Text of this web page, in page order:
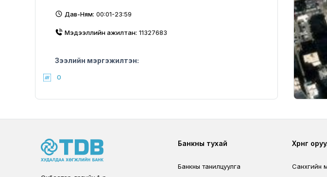
Дав-Ням: 00:01-23:59
Мэдээллийн ажилтан: 11327683
Зээлийн мэргэжилтэн:
0
Footer
Банкны тухай
Банкны танилцуулга
Хөрөнгө